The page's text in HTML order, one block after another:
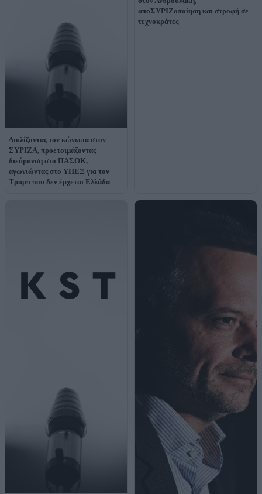
Διυλίζοντας τον κώνωπα στον
ΣΥΡΙΖΑ, προετοιμάζοντας
διεύρυνση στο ΠΑΣΟΚ,
αγωνιώντας στο ΥΠΕΞ για τον
Τραμπ που δεν έρχεται Ελλάδα
αποΣΥΡΙΖοποίηση και στροφή σε
τεχνοκράτες